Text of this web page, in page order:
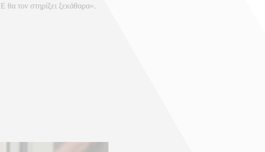
τον στηρίξει ξεκάθαρα».